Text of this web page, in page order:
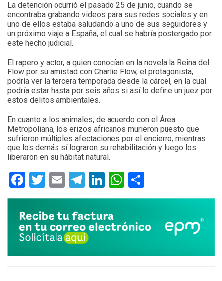
La detención ocurrió el pasado 25 de junio, cuando se
encontraba grabando videos para sus redes sociales y en
uno de ellos estaba saludando a uno de sus seguidores y
un próximo viaje a España, el cual se habría postergado por
este hecho judicial.
El rapero y actor, a quien conocían en la novela la Reina del
Flow por su amistad con Charlie Flow, el protagonista,
podría ver la tercera temporada desde la cárcel, en la cual
podría estar hasta por seis años si así lo define un juez por
estos delitos ambientales.
En cuanto a los animales, de acuerdo con el Área
Metropoliana, los erizos africanos murieron puesto que
sufrieron múltiples afectaciones por el encierro, mientras
que los demás sí lograron su rehabilitación y luego los
liberaron en su hábitat natural.
Facebook
Twitter
EmailTelegram
LinkedIn
WhatsApp